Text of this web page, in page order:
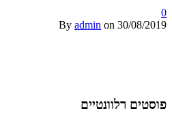
0
By admin on 30/08/2019
פוסטים רלוונטיים